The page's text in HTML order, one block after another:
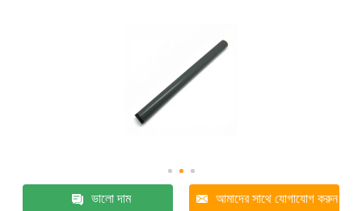
ভালো দাম আমাদের সাথে যোগাযোগ করুন